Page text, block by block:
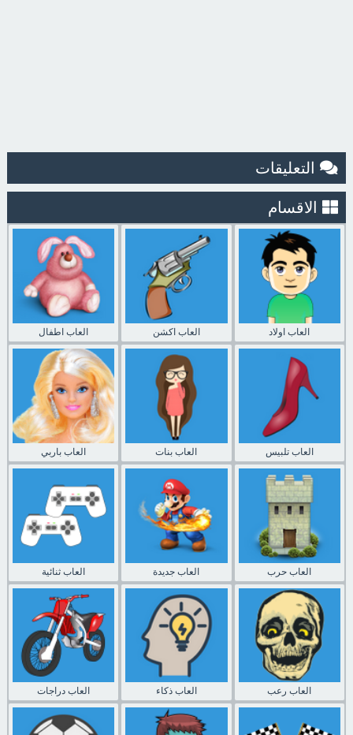
التعليقات
الاقسام
العاب اطفال العاب اكشن العاب اولاد
العاب باربي العاب بنات العاب تلبيس
العاب ثنائية العاب جديدة العاب حرب
العاب دراجات العاب ذكاء العاب رعب